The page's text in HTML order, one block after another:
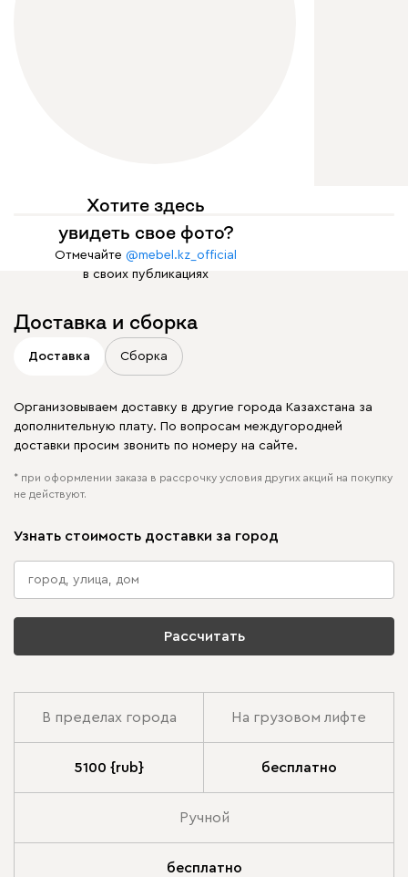
Хотите здесь
увидеть свое фото?
Отмечайте @mebel.kz_official
в своих публикациях
Доставка и сборка
Доставка Сборка
Организовываем доставку в другие города Казахстана за
дополнительную плату. По вопросам междугородней
доставки просим звонить по номеру на сайте.
* при оформлении заказа в рассрочку условия других акций на покупку
не действуют.
Узнать стоимость доставки за город
Рассчитать
В пределах города На грузовом лифте
5100 {rub} бесплатно
Ручной
бесплатно